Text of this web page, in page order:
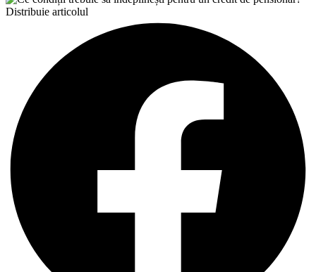
Distribuie articolul